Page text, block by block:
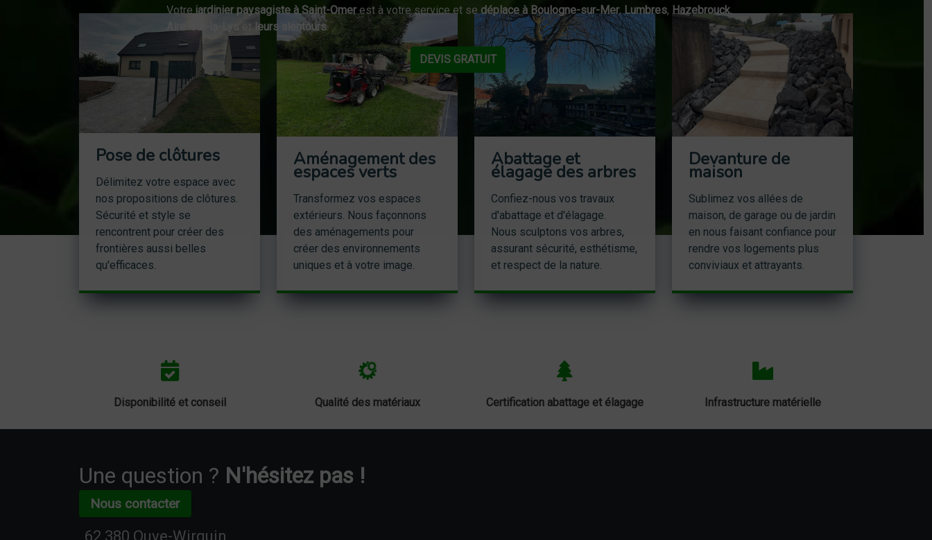
Votrejardinier paysagiste à Saint-Omerest à votre service et sedéplace à Boulogne-sur-Mer,Lumbres, Hazebrouck,
Aire-sur-la-Lys
et leurs alentours.
DEVIS GRATUIT
Pose de clôtures
Délimitez votre espace avec
nos propositions de clôtures.
Sécurité et style se
rencontrent pour créer des
frontières aussi belles
qu'efficaces.
Aménagement des
espaces verts
Transformez vos espaces
extérieurs. Nous façonnons
des aménagements pour
créer des environnements
uniques et à votre image.
Abattage et
élagage des arbres
Confiez-nous vos travaux
d'abattage et d'élagage.
Nous sculptons vos arbres,
assurant sécurité, esthétisme,
et respect de la nature.
Devanture de
maison
Sublimez vos allées de
maison, de garage ou de jardin
en nous faisant confiance pour
rendre vos logements plus
conviviaux et attrayants.
Disponibilité et conseil Qualité des matériaux Certification abattage et élagage Infrastructure matérielle
Une question ? N'hésitez pas !
Nous contacter
62 380 Ouve-Wirquin